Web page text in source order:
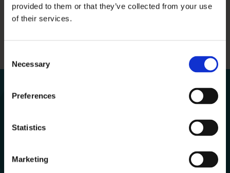
provided to them or that they’ve collected from your use
of their services.
Selection
Necessary
Preferences
Statistics
Marketing
Aula brugerundersøgelse jan. 2023
Aula brugerundersøgelser sept. 2022